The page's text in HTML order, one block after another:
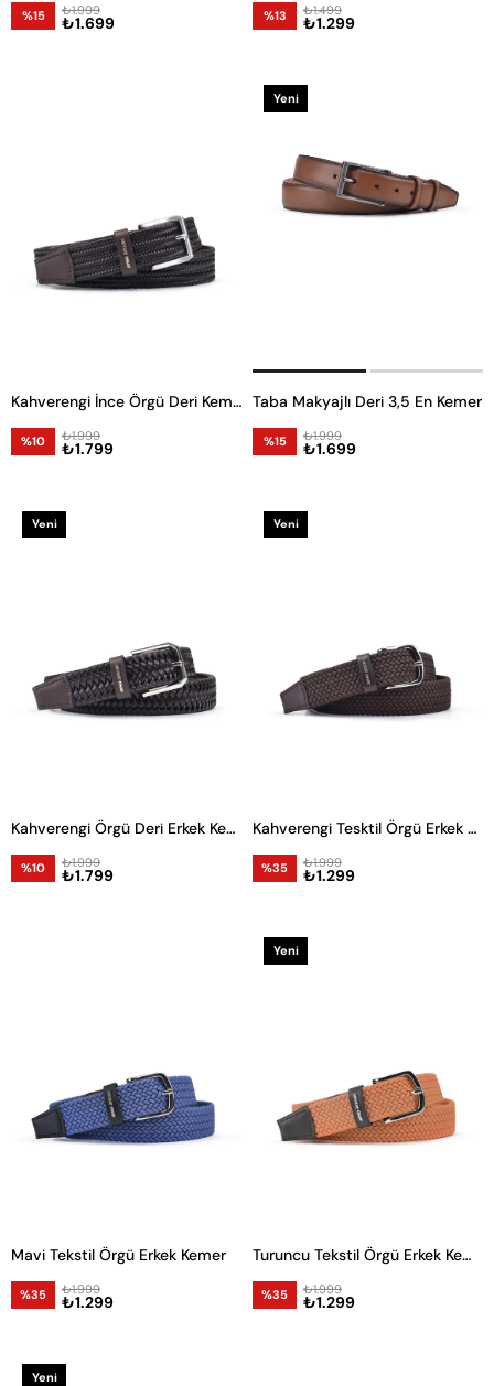
%15 ₺1.699
₺1.999 %13 ₺1.299
₺1.499
Kahverengi İnce Örgü Deri Kemer
%10 ₺1.799
₺1.999
Taba Makyajlı Deri 3,5 En Kemer
%15 ₺1.699
₺1.999
Yeni
Kahverengi Örgü Deri Erkek Kemer
%10 ₺1.799
₺1.999
Yeni
Kahverengi Tesktil Örgü Erkek Kemer
%35 ₺1.299
₺1.999
Yeni
Mavi Tekstil Örgü Erkek Kemer
%35 ₺1.299
₺1.999
Turuncu Tekstil Örgü Erkek Kemer
%35 ₺1.299
₺1.999
Yeni
Yeni